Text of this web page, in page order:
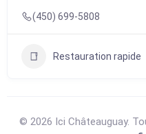
(450) 699-5808
Restauration rapide
© 2026 Ici Châteauguay.